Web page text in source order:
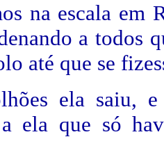
na escala em
a todos
até que se
ela saiu,
ela que só